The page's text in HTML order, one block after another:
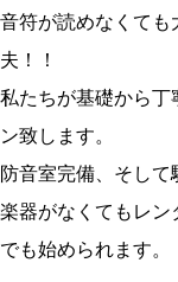
音符が読めなくても
夫！！
私たちが基礎から丁
ン致します。
防音室完備、そして
楽器がなくてもレン
でも始められます。